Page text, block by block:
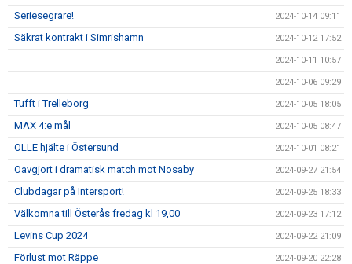
Seriesegrare! 2024-10-14 09:11
Säkrat kontrakt i Simrishamn 2024-10-12 17:52
2024-10-11 10:57
2024-10-06 09:29
Tufft i Trelleborg 2024-10-05 18:05
MAX 4:e mål 2024-10-05 08:47
OLLE hjälte i Östersund 2024-10-01 08:21
Oavgjort i dramatisk match mot Nosaby 2024-09-27 21:54
Clubdagar på Intersport! 2024-09-25 18:33
Välkomna till Österås fredag kl 19,00 2024-09-23 17:12
Levins Cup 2024 2024-09-22 21:09
Förlust mot Räppe 2024-09-20 22:28